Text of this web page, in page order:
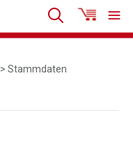
> Stammdaten